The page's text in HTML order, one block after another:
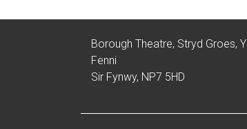
Borough Theatre, Stryd Groes, Y
Fenni
Sir Fynwy, NP7 5HD